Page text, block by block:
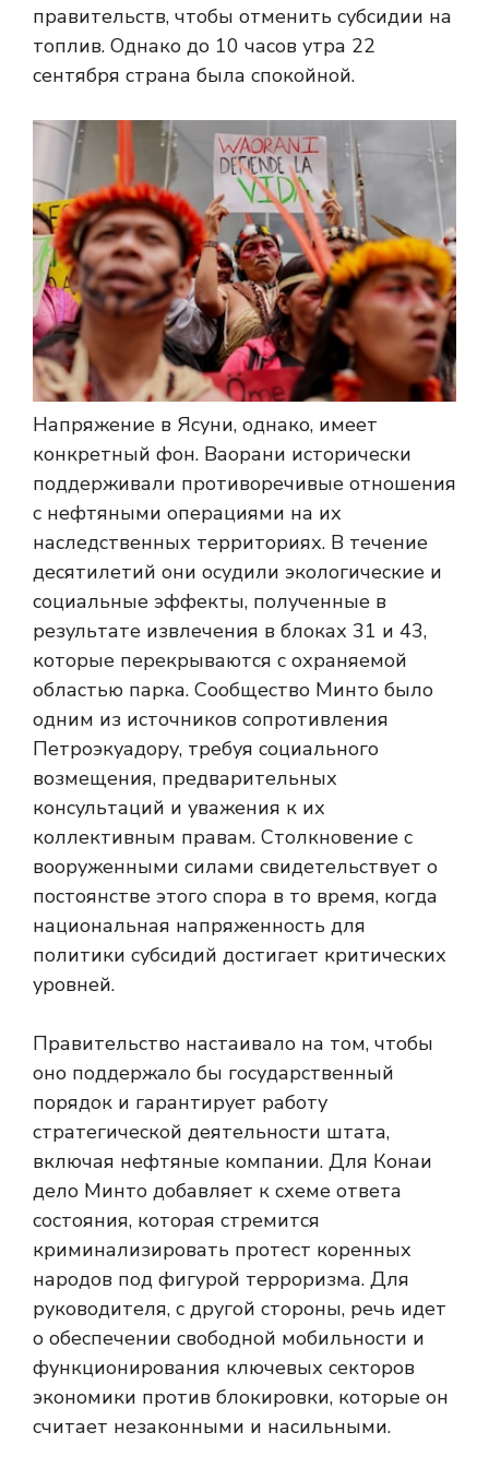
правительств, чтобы отменить субсидии на
топлив. Однако до 10 часов утра 22
сентября страна была спокойной.
Напряжение в Ясуни, однако, имеет
конкретный фон. Ваорани исторически
поддерживали противоречивые отношения
с нефтяными операциями на их
наследственных территориях. В течение
десятилетий они осудили экологические и
социальные эффекты, полученные в
результате извлечения в блоках 31 и 43,
которые перекрываются с охраняемой
областью парка. Сообщество Минто было
одним из источников сопротивления
Петроэкуадору, требуя социального
возмещения, предварительных
консультаций и уважения к их
коллективным правам. Столкновение с
вооруженными силами свидетельствует о
постоянстве этого спора в то время, когда
национальная напряженность для
политики субсидий достигает критических
уровней.
Правительство настаивало на том, чтобы
оно поддержало бы государственный
порядок и гарантирует работу
стратегической деятельности штата,
включая нефтяные компании. Для Конаи
дело Минто добавляет к схеме ответа
состояния, которая стремится
криминализировать протест коренных
народов под фигурой терроризма. Для
руководителя, с другой стороны, речь идет
о обеспечении свободной мобильности и
функционирования ключевых секторов
экономики против блокировки, которые он
считает незаконными и насильными.